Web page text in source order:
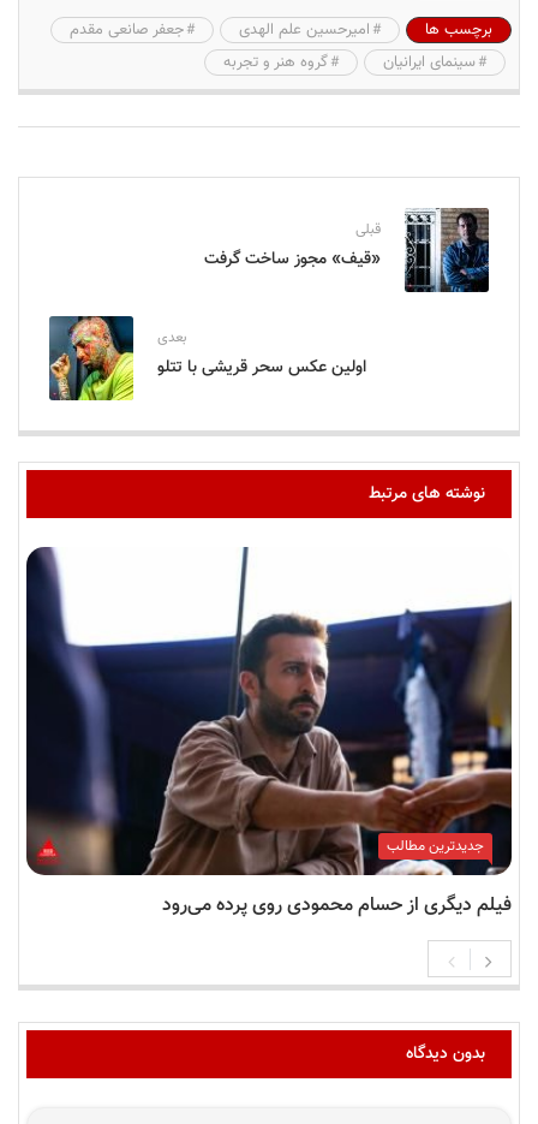
برچسب ها
امیرحسین علم الهدی
جعفر صانعی مقدم
سینمای ایرانیان
گروه هنر و تجربه
قبلی
«قیف» مجوز ساخت گرفت
بعدی
اولین عکس سحر قریشی با تتلو
نوشته های مرتبط
جدیدترین مطالب
فیلم دیگری از حسام محمودی روی پرده می‌رود
بدون دیدگاه